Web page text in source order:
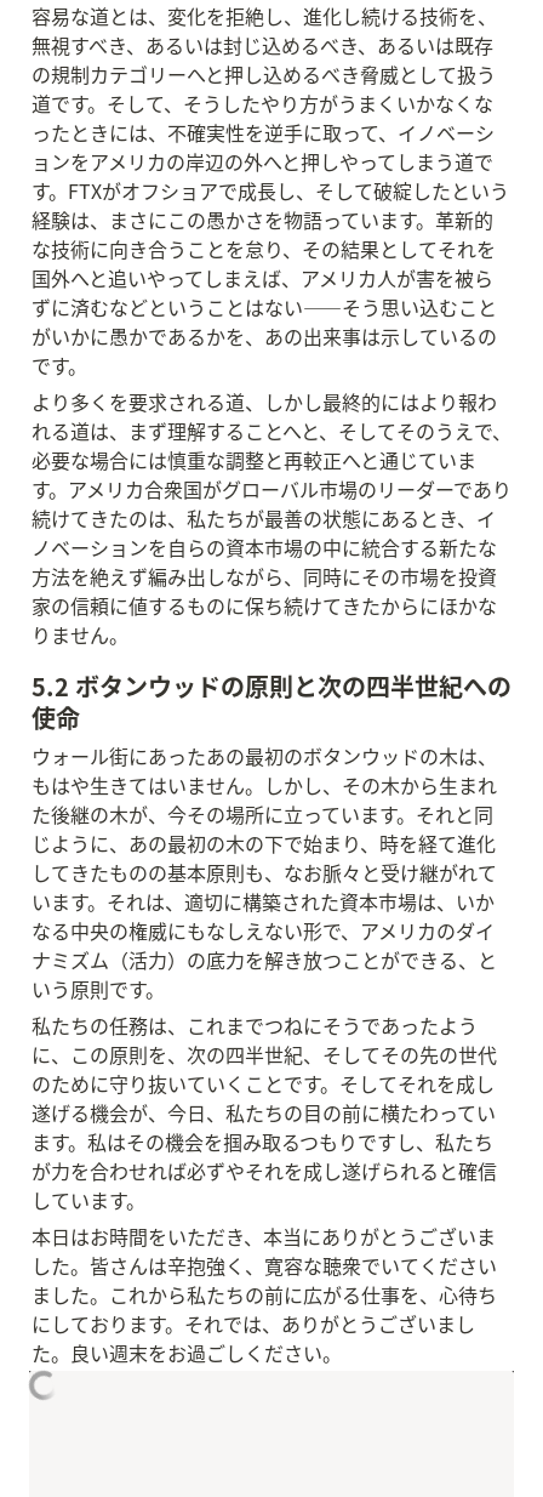
容易な道とは、変化を拒絶し、進化し続ける技術を、
無視すべき、あるいは封じ込めるべき、あるいは既存
の規制カテゴリーへと押し込めるべき脅威として扱う
道です。そして、そうしたやり方がうまくいかなくな
ったときには、不確実性を逆手に取って、イノベーシ
ョンをアメリカの岸辺の外へと押しやってしまう道で
す。FTXがオフショアで成長し、そして破綻したという
経験は、まさにこの愚かさを物語っています。革新的
な技術に向き合うことを怠り、その結果としてそれを
国外へと追いやってしまえば、アメリカ人が害を被ら
ずに済むなどということはない——そう思い込むこと
がいかに愚かであるかを、あの出来事は示しているの
です。
より多くを要求される道、しかし最終的にはより報わ
れる道は、まず理解することへと、そしてそのうえで、
必要な場合には慎重な調整と再較正へと通じていま
す。アメリカ合衆国がグローバル市場のリーダーであり
続けてきたのは、私たちが最善の状態にあるとき、イ
ノベーションを自らの資本市場の中に統合する新たな
方法を絶えず編み出しながら、同時にその市場を投資
家の信頼に値するものに保ち続けてきたからにほかな
りません。
5.2 ボタンウッドの原則と次の四半世紀への
使命
ウォール街にあったあの最初のボタンウッドの木は、
もはや生きてはいません。しかし、その木から生まれ
た後継の木が、今その場所に立っています。それと同
じように、あの最初の木の下で始まり、時を経て進化
してきたものの基本原則も、なお脈々と受け継がれて
います。それは、適切に構築された資本市場は、いか
なる中央の権威にもなしえない形で、アメリカのダイ
ナミズム（活力）の底力を解き放つことができる、と
いう原則です。
私たちの任務は、これまでつねにそうであったよう
に、この原則を、次の四半世紀、そしてその先の世代
のために守り抜いていくことです。そしてそれを成し
遂げる機会が、今日、私たちの目の前に横たわってい
ます。私はその機会を掴み取るつもりですし、私たち
が力を合わせれば必ずやそれを成し遂げられると確信
しています。
本日はお時間をいただき、本当にありがとうございま
した。皆さんは辛抱強く、寛容な聴衆でいてください
ました。これから私たちの前に広がる仕事を、心待ち
にしております。それでは、ありがとうございまし
た。良い週末をお過ごしください。